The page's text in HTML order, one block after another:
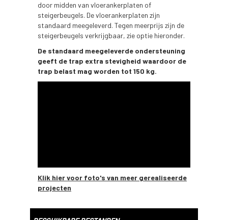
door midden van vloerankerplaten of
steigerbeugels. De vloerankerplaten zijn
standaard meegeleverd. Tegen meerprijs zijn de
steigerbeugels verkrijgbaar, zie optie hieronder.
De standaard meegeleverde ondersteuning
geeft de trap extra stevigheid waardoor de
trap belast mag worden tot 150 kg.
Klik hier voor foto's van meer gerealiseerde
projecten